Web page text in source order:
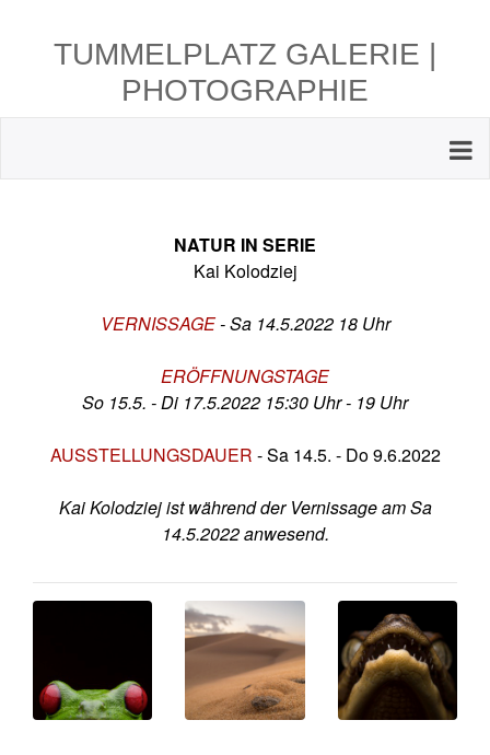
TUMMELPLATZ GALERIE |
PHOTOGRAPHIE
NATUR IN SERIE
Kai Kolodziej
VERNISSAGE- Sa 14.5.2022 18 Uhr
ERÖFFNUNGSTAGE
So 15.5. - Di 17.5.2022 15:30 Uhr - 19 Uhr
AUSSTELLUNGSDAUER - Sa 14.5. - Do 9.6.2022
Kai Kolodziej ist während der Vernissage am Sa
14.5.2022 anwesend.